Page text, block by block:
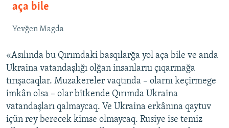
aça bile
Yevğen Magda
«Asılında bu Qırımdaki basqılarğa yol aça bile ve anda
Ukraina vatandaşlığı olğan insanlarnı çıqarmağa
tırışacaqlar. Muzakereler vaqtında – olarnı keçirmege
imkân olsa – olar bitkende Qırımda Ukraina
vatandaşları qalmaycaq. Ve Ukraina erkânına qaytuv
içün rey berecek kimse olmaycaq. Rusiye ise temiz